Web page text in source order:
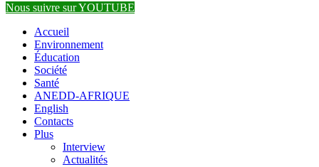
Nous suivre sur YOUTUBE
Accueil
Environnement
Éducation
Société
Santé
ANEDD-AFRIQUE
English
Contacts
Plus
Interview
Actualités